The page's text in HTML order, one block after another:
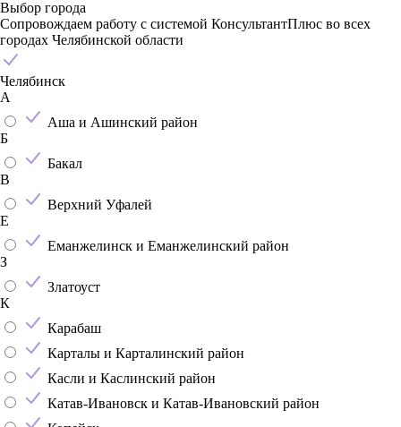
Выбор города
Сопровождаем работу с системой КонсультантПлюс во всех
городах Челябинской области
Челябинск
А
Аша и Ашинский район
Б
Бакал
В
Верхний Уфалей
Е
Еманжелинск и Еманжелинский район
З
Златоуст
К
Карабаш
Карталы и Карталинский район
Касли и Каслинский район
Катав-Ивановск и Катав-Ивановский район